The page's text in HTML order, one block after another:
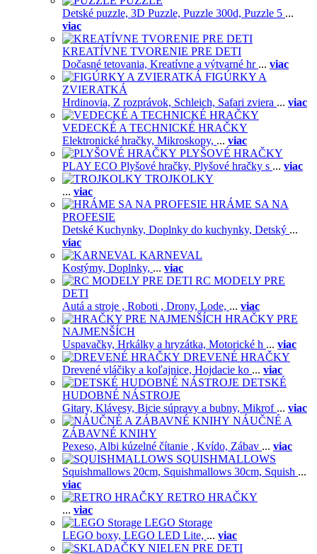
Detské puzzle, 3D Puzzle, Puzzle 300d, Puzzle 5 ...
viac
KREATÍVNE TVORENIE PRE DETI
Dočasné tetovania, Kreatívne a výtvarné hr ... viac
FIGÚRKY A
ZVIERATKÁ
Hrdinovia, Z rozprávok, Schleich, Safari zviera ... viac
VEDECKÉ A TECHNICKÉ HRAČKY
Elektronické hračky, Mikroskopy, ... viac
PLYŠOVÉ HRAČKY
PLAY ECO Plyšové hračky, Plyšové hračky s ... viac
TROJKOLKY
... viac
HRÁME SA NA
PROFESIE
Detské Kuchynky, Doplnky do kuchynky, Detský ...
viac
KARNEVAL
Kostýmy, Doplnky, ... viac
RC MODELY PRE
DETI
Autá a stroje , Roboti , Drony, Lode, ... viac
HRAČKY PRE
NAJMENŠÍCH
Uspavačky, Hrkálky a hryzátka, Motorické h ... viac
DREVENÉ HRAČKY
Drevené vláčiky a koľajnice, Hojdacie ko ... viac
DETSKÉ
HUDOBNÉ NÁSTROJE
Gitary, Klávesy, Bicie súpravy a bubny, Mikrof ... viac
NÁUČNÉ A
ZÁBAVNÉ KNIHY
Pexeso, Albi kúzelné čítanie , Kvído, Zábav ... viac
SQUISHMALLOWS
Squishmallows 20cm, Squishmallows 30cm, Squish ...
viac
RETRO HRAČKY
... viac
LEGO Storage
LEGO boxy, LEGO LED Lite, ... viac